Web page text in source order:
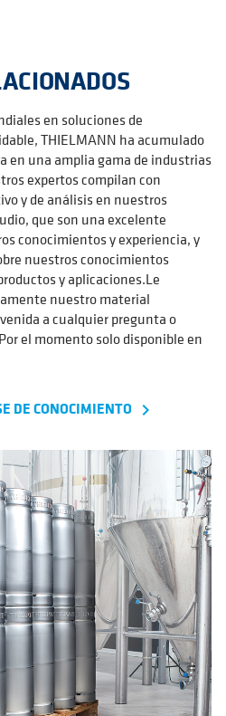
en soluciones de
THIELMANN ha acumulado
en una amplia gama de industrias
expertos compilan con
y de análisis en nuestros
que son una excelente
conocimientos y experiencia, y
nuestros conocimientos
y aplicaciones.Le
nuestro material
a cualquier pregunta o
el momento solo disponible en
DE CONOCIMIENTO navigate_next